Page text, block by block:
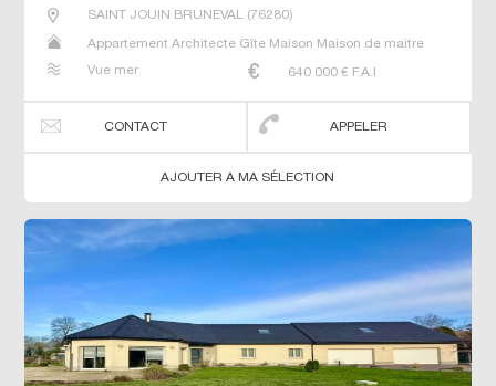
SAINT JOUIN BRUNEVAL (76280)
Appartement Architecte Gîte Maison Maison de maitre
Vue mer
640 000 € F.A.I
CONTACT APPELER
AJOUTER A MA SÉLECTION